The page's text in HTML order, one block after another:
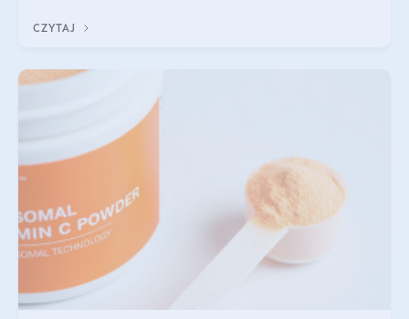
CZYTAJ